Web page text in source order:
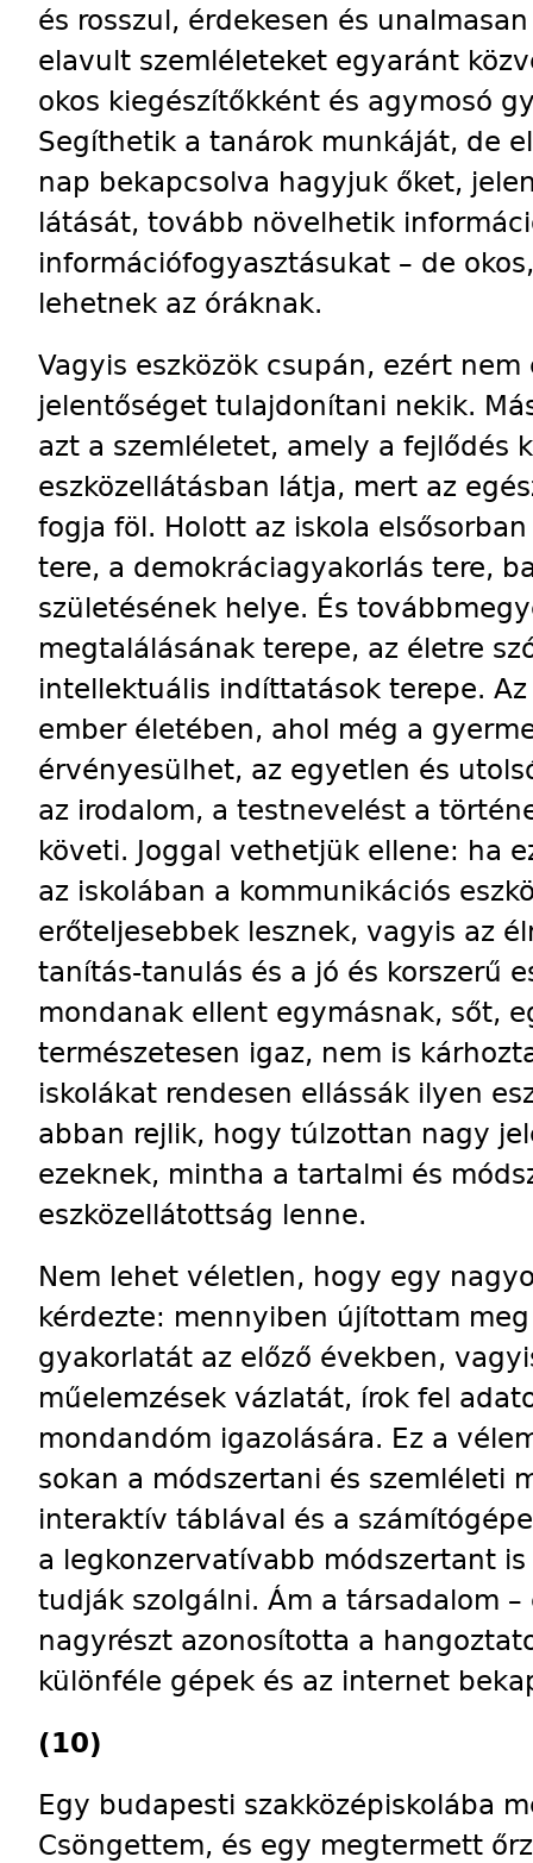
és rosszul, érdekesen és
elavult szemléleteket egyaránt
okos kiegészítőkként és agymosó
Segíthetik a tanárok munkáját, de
nap bekapcsolva hagyjuk őket,
látását, tovább növelhetik
információfogyasztásukat – de
lehetnek az óráknak.
Vagyis eszközök csupán, ezért
jelentőséget tulajdonítani nekik.
azt a szemléletet, amely a fejlődés
eszközellátásban látja, mert az
fogja föl. Holott az iskola
tere, a demokráciagyakorlás tere,
születésének helye. És
megtalálásának terepe, az életre
intellektuális indíttatások terepe.
ember életében, ahol még a
érvényesülhet, az egyetlen és
az irodalom, a testnevelést a
követi. Joggal vethetjük ellene: ha
az iskolában a kommunikációs
erőteljesebbek lesznek, vagyis az
tanítás-tanulás és a jó és korszerű
mondanak ellent egymásnak, sőt,
természetesen igaz, nem is
iskolákat rendesen ellássák ilyen
abban rejlik, hogy túlzottan nagy
ezeknek, mintha a tartalmi és
eszközellátottság lenne.
Nem lehet véletlen, hogy egy
kérdezte: mennyiben újítottam
gyakorlatát az előző években,
műelemzések vázlatát, írok fel
mondandóm igazolására. Ez a
sokan a módszertani és szemléleti
interaktív táblával és a
a legkonzervatívabb módszertant
tudják szolgálni. Ám a társadalom
nagyrészt azonosította a
különféle gépek és az internet
(10)
Egy budapesti szakközépiskolába
Csöngettem, és egy megtermett